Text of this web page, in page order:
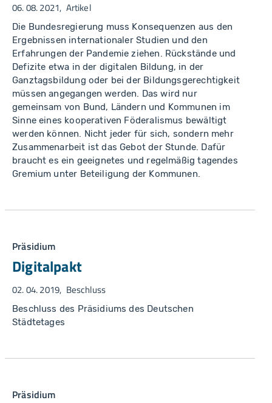
06. 08. 2021 Artikel
Die Bundesregierung muss Konsequenzen aus den
Ergebnissen internationaler Studien und den
Erfahrungen der Pandemie ziehen. Rückstände und
Defizite etwa in der digitalen Bildung, in der
Ganztagsbildung oder bei der Bildungsgerechtigkeit
müssen angegangen werden. Das wird nur
gemeinsam von Bund, Ländern und Kommunen im
Sinne eines kooperativen Föderalismus bewältigt
werden können. Nicht jeder für sich, sondern mehr
Zusammenarbeit ist das Gebot der Stunde. Dafür
braucht es ein geeignetes und regelmäßig tagendes
Gremium unter Beteiligung der Kommunen.
Präsidium
Digitalpakt
02. 04. 2019 Beschluss
Beschluss des Präsidiums des Deutschen
Städtetages
Präsidium